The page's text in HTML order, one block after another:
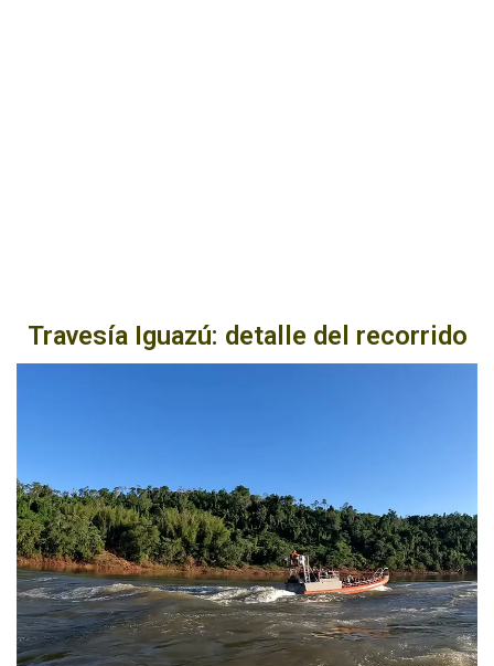
Travesía Iguazú: detalle del recorrido